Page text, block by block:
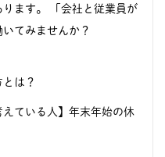
ます。 「会社と従業員が
いてみませんか？
は？
えている人】年末年始の休